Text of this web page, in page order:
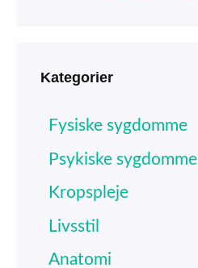
Kategorier
Fysiske sygdomme
Psykiske sygdomme
Kropspleje
Livsstil
Anatomi